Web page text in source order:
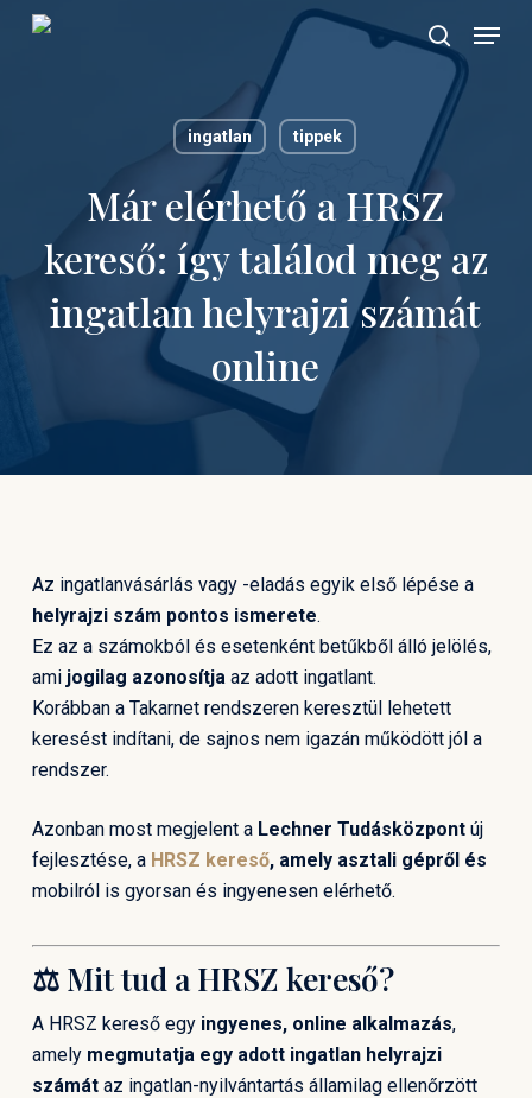
Skip
search
Menu
ingatlan tippek
Már elérhető a HRSZ
kereső: így találod meg az
ingatlan helyrajzi számát
online
Az ingatlanvásárlás vagy -eladás egyik első lépése a
helyrajzi szám pontos ismerete.
Ez az a számokból és esetenként betűkből álló jelölés,
ami jogilag azonosítjaaz adott ingatlant.
Korábban a Takarnet rendszeren keresztül lehetett
keresést indítani, de sajnos nem igazán működött jól a
rendszer.
Azonban most megjelent a Lechner Tudásközpontúj
fejlesztése, a HRSZ kereső, amely asztali gépről és
mobilról is gyorsan és ingyenesen elérhető.
⚖️ Mit tud a HRSZ kereső?
A HRSZ kereső egy ingyenes, online alkalmazás,
amely megmutatja egy adott ingatlan helyrajzi
számátaz ingatlan-nyilvántartás államilag ellenőrzött